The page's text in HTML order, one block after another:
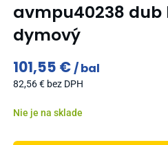
avmpu40238
dymový
101,55 € bal
82,56€ bez DPH
Nie je na sklade